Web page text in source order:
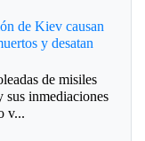
de Kiev causan
y desatan
de misiles
sus inmediaciones
v...